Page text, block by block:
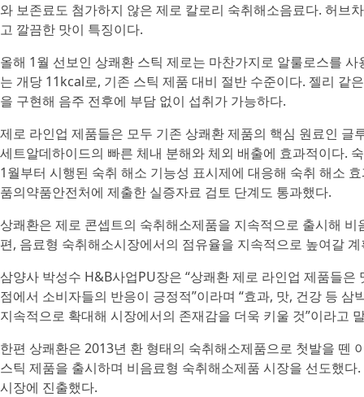
와 보존료도 첨가하지 않은 제로 칼로리 숙취해소음료다. 허브
고 깔끔한 맛이 특징이다.
올해 1월 선보인 상쾌환 스틱 제로는 마찬가지로 알룰로스를
는 개당 11kcal로, 기존 스틱 제품 대비 절반 수준이다. 젤리 같
을 구현해 음주 전후에 부담 없이 섭취가 가능하다.
제로 라인업 제품들은 모두 기존 상쾌환 제품의 핵심 원료인
세트알데하이드의 빠른 체내 분해와 체외 배출에 효과적이다.
1월부터 시행된 숙취 해소 기능성 표시제에 대응해 숙취 해소
품의약품안전처에 제출한 실증자료 검토 단계도 통과했다.
상쾌환은 제로 콘셉트의 숙취해소제품을 지속적으로 출시해
편, 음료형 숙취해소시장에서의 점유율을 지속적으로 높여갈
삼양사 박성수 H&B사업PU장은 “상쾌환 제로 라인업 제품들
점에서 소비자들의 반응이 긍정적”이라며 “효과, 맛, 건강 등
지속적으로 확대해 시장에서의 존재감을 더욱 키울 것”이라고
한편 상쾌환은 2013년 환 형태의 숙취해소제품으로 첫발을 뗀
스틱 제품을 출시하며 비음료형 숙취해소제품 시장을 선도했다
시장에 진출했다.